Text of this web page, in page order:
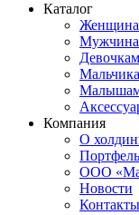
Каталог
Девочкам
Компания
О
ООО
Новости
Контакты